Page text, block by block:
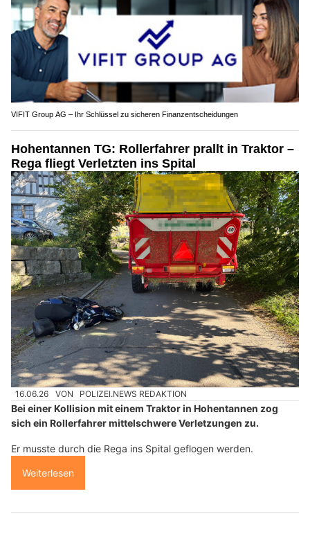
VIFIT Group AG – Ihr Schlüssel zu sicheren Finanzentscheidungen
Hohentannen TG: Rollerfahrer prallt in Traktor –
Rega fliegt Verletzten ins Spital
16.06.26 VON POLIZEI.NEWS REDAKTION
Bei einer Kollision mit einem Traktor in Hohentannen zog
sich ein Rollerfahrer mittelschwere Verletzungen zu.
Er musste durch die Rega ins Spital geflogen werden.
Weiterlesen